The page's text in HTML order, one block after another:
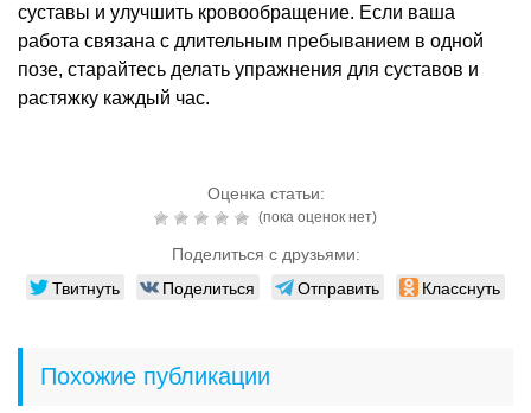
суставы и улучшить кровообращение. Если ваша
работа связана с длительным пребыванием в одной
позе, старайтесь делать упражнения для суставов и
растяжку каждый час.
Оценка статьи:
(пока оценок нет)
Поделиться с друзьями:
Твитнуть Поделиться Отправить Класснуть
Похожие публикации